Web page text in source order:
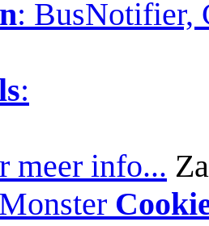
: BusNotifier,
:
meer info...